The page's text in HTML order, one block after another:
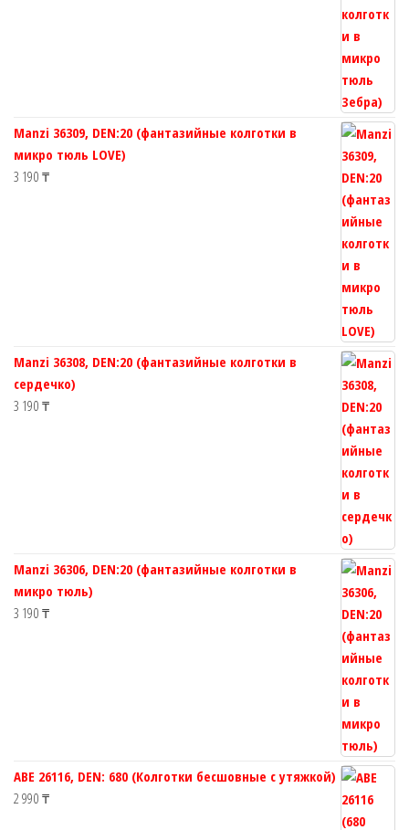
Manzi 36309, DEN:20 (фантазийные колготки в
микро тюль LOVE)
3 190 ₸
Manzi 36308, DEN:20 (фантазийные колготки в
сердечко)
3 190 ₸
Manzi 36306, DEN:20 (фантазийные колготки в
микро тюль)
3 190 ₸
ABE 26116, DEN: 680 (Колготки бесшовные с утяжкой)
2 990 ₸